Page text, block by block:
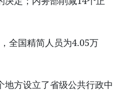
全国精简人员为4.05万
地方设立了省级公共行政中